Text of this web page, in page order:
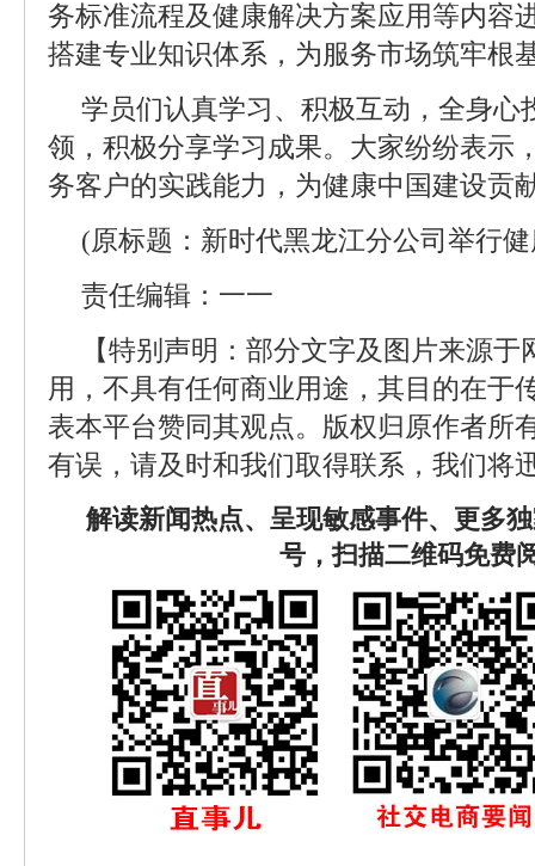
务标准流程及健康解决方案应用等内容
搭建专业知识体系，为服务市场筑牢根
学员们认真学习、积极互动，全身心
领，积极分享学习成果。大家纷纷表示
务客户的实践能力，为健康中国建设贡
(原标题：新时代黑龙江分公司举行
责任编辑：一一
【特别声明：部分文字及图片来源
用，不具有任何商业用途，其目的在于
表本平台赞同其观点。版权归原作者所
有误，请及时和我们取得联系，我们将
解读新闻热点、呈现敏感事件、更多
号，扫描二维码免费